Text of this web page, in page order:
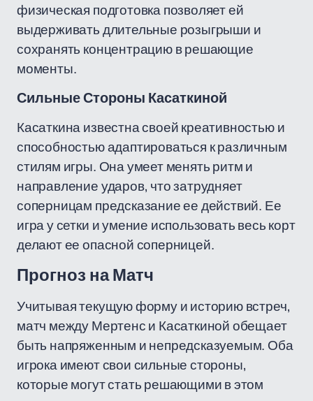
физическая подготовка позволяет ей
выдерживать длительные розыгрыши и
сохранять концентрацию в решающие
моменты.
Сильные Стороны Касаткиной
Касаткина известна своей креативностью и
способностью адаптироваться к различным
стилям игры. Она умеет менять ритм и
направление ударов, что затрудняет
соперницам предсказание ее действий. Ее
игра у сетки и умение использовать весь корт
делают ее опасной соперницей.
Прогноз на Матч
Учитывая текущую форму и историю встреч,
матч между Мертенс и Касаткиной обещает
быть напряженным и непредсказуемым. Оба
игрока имеют свои сильные стороны,
которые могут стать решающими в этом